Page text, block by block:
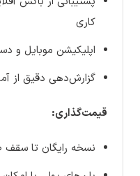
کاری
اپلیکیشن موبایل و
گزارش‌دهی دقیق از
قیمت‌گذاری:
نسخه رایگان تا سقف ۱۰۰ مکالمه ماهانه